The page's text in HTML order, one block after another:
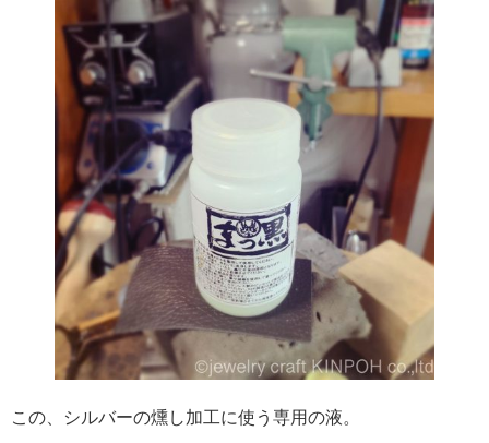
この、シルバーの燻し加工に使う専用の液。